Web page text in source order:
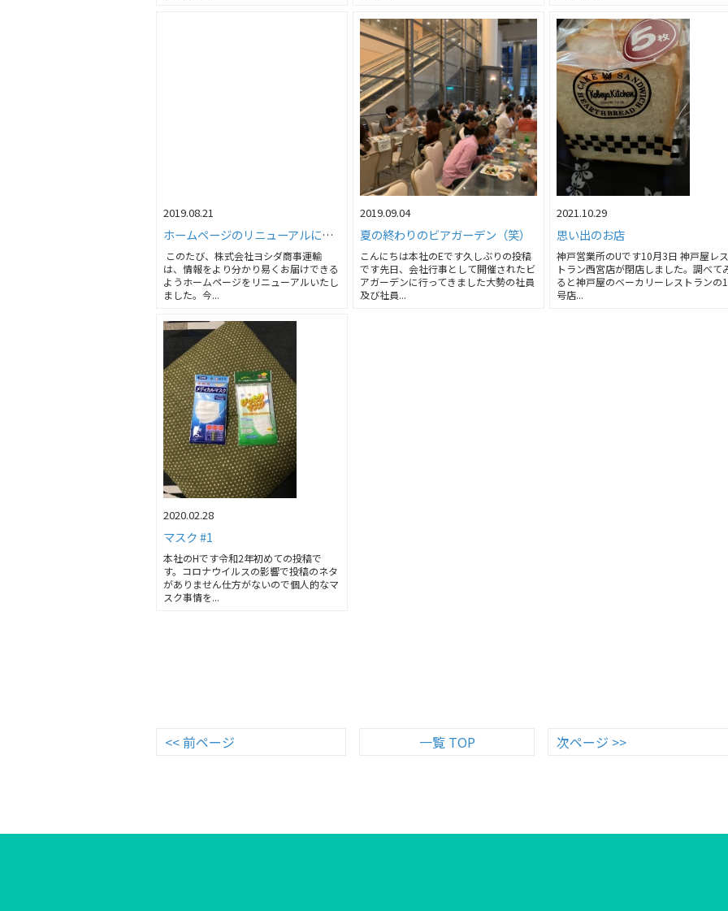
2019.08.21
ホームページのリニューアルについて
このたび、株式会社ヨシダ商事運輸
は、情報をより分かり易くお届けできる
ようホームページをリニューアルいたし
ました。今...
2019.09.04
夏の終わりのビアガーデン（笑）
こんにちは本社のEです久しぶりの投稿
です先日、会社行事として開催されたビ
アガーデンに行ってきました大勢の社員
及び社員...
2021.10.29
思い出のお店
神戸営業所のUです10月3日 神戸屋レス
トラン西宮店が閉店しました。調べて
ると神戸屋のベーカリーレストランの1
号店...
2020.02.28
マスク #1
本社のHです令和2年初めての投稿で
す。コロナウイルスの影響で投稿のネタ
がありません仕方がないので個人的なマ
スク事情を...
<< 前ページ 一覧 TOP 次ページ >>